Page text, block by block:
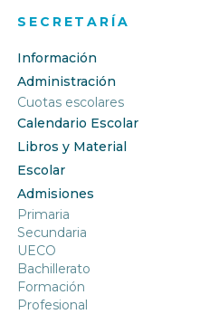
SECRETARÍA
Información
Administración
Cuotas escolares
Calendario Escolar
Libros y Material
Escolar
Admisiones
Primaria
Secundaria
UECO
Bachillerato
Formación
Profesional